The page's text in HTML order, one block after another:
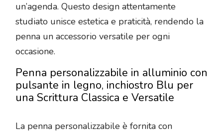
un’agenda. Questo design attentamente
studiato unisce estetica e praticità, rendendo la
penna un accessorio versatile per ogni
occasione.
Penna personalizzabile in alluminio con
pulsante in legno, inchiostro Blu per
una Scrittura Classica e Versatile
La penna personalizzabile è fornita con